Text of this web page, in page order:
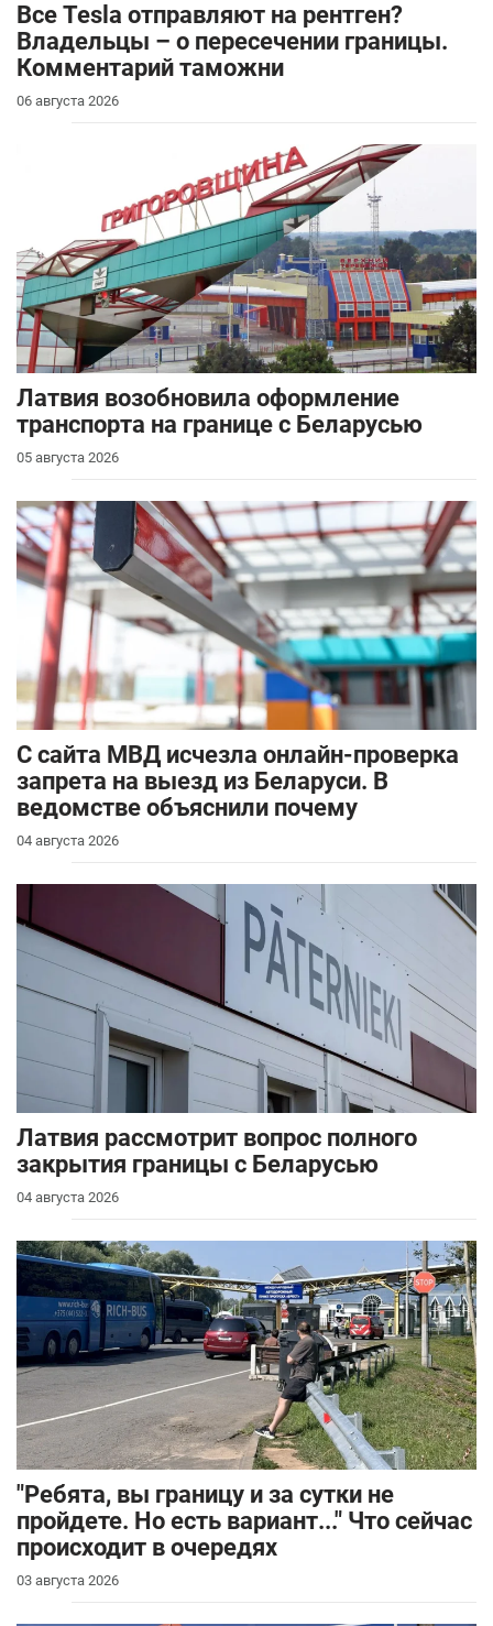
Все Tesla отправляют на рентген?
Владельцы – о пересечении границы.
Комментарий таможни
06 августа 2026
Латвия возобновила оформление
транспорта на границе с Беларусью
05 августа 2026
С сайта МВД исчезла онлайн-проверка
запрета на выезд из Беларуси. В
ведомстве объяснили почему
04 августа 2026
Латвия рассмотрит вопрос полного
закрытия границы с Беларусью
04 августа 2026
"Ребята, вы границу и за сутки не
пройдете. Но есть вариант..." Что сейчас
происходит в очередях
03 августа 2026